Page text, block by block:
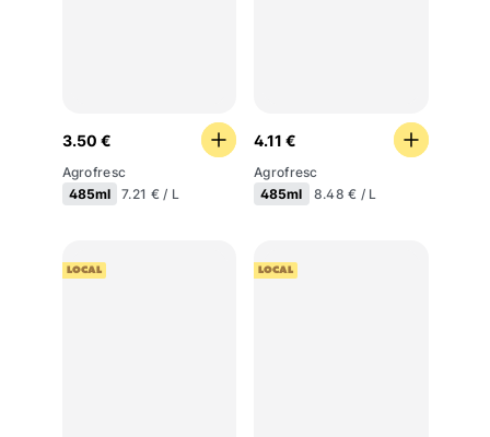
3.50 €
Agrofresc
485ml
7.21 € / L
4.11 €
Agrofresc
485ml
8.48 € / L
LOCAL LOCAL